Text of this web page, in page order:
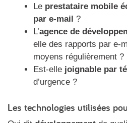
Le prestataire mobile
par e-mail ?
L’agence de
elle des rapports par e-
moyens régulièrement ?
Est-elle joignable par
d’urgence ?
Les technologies utilisées